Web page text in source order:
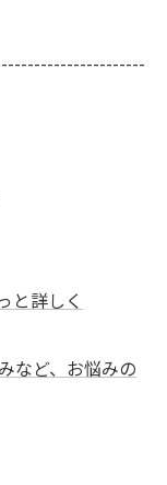
と詳しく
など、お悩みの